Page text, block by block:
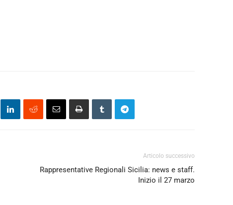
Articolo successivo
Rappresentative Regionali Sicilia: news e staff.
Inizio il 27 marzo